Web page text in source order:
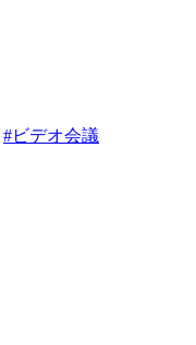
#ビデオ会議